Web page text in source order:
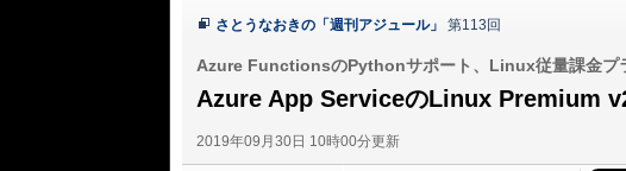
さとうなおきの「週刊アジュール」 第113回
Azure FunctionsのPythonサポート、Linux従量課金プ
Azure App ServiceのLinux Premium
2019年09月30日 10時00分更新